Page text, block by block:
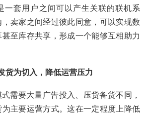
一套用户之间可以产生关联的联机系
卖家之间经过彼此同意，可以实现数
至库存共享，形成一个能够互相助力
货为切入，降低运营压力
需要大量广告投入、压货备货不同，
主要运营方式。这在一定程度上降低